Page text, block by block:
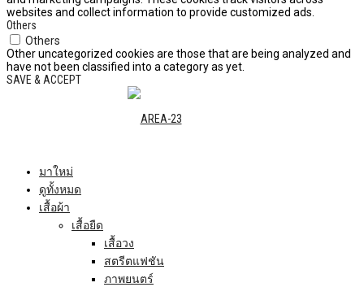
websites and collect information to provide customized ads.
Others
Others
Other uncategorized cookies are those that are being analyzed and
have not been classified into a category as yet.
SAVE & ACCEPT
มาใหม่
ดูทั้งหมด
เสื้อผ้า
เสื้อยืด
เสื้อวง
สตรีตแฟชัน
ภาพยนตร์